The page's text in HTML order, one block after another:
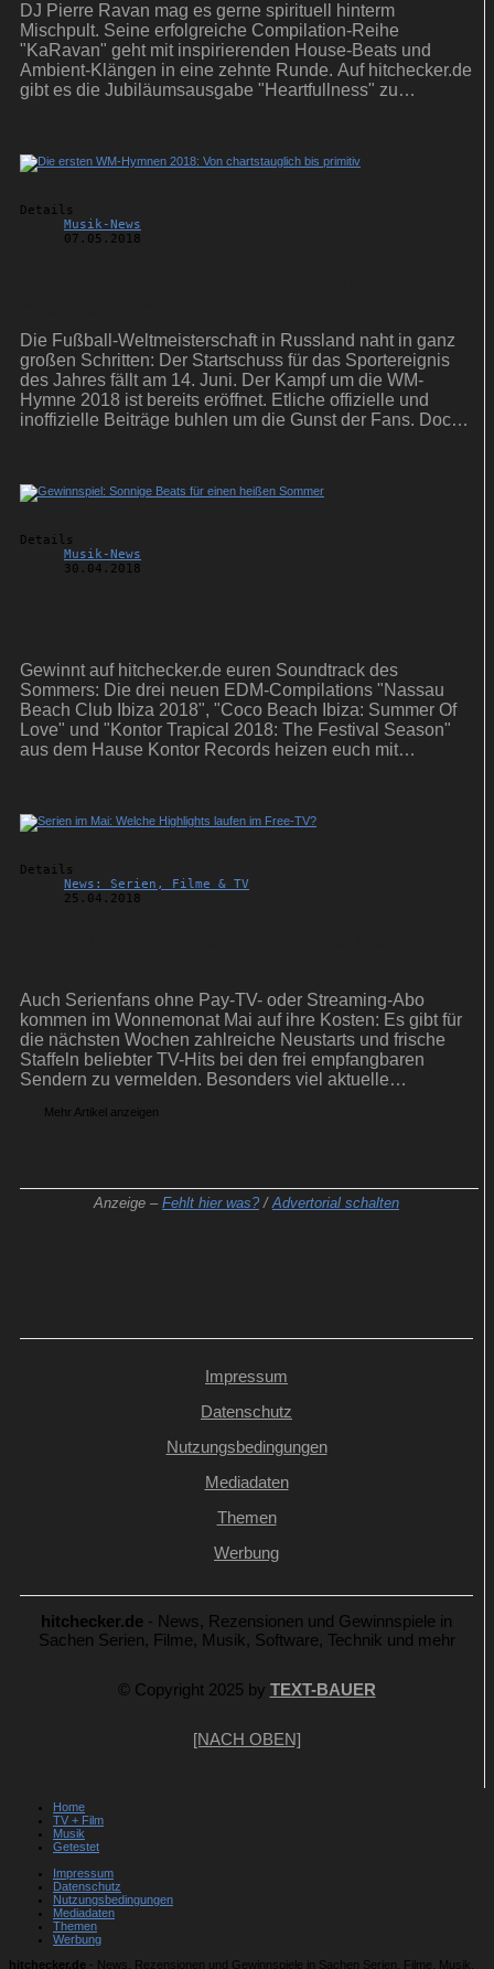
DJ Pierre Ravan mag es gerne spirituell hinterm
Mischpult. Seine erfolgreiche Compilation-Reihe
"KaRavan" geht mit inspirierenden House-Beats und
Ambient-Klängen in eine zehnte Runde. Auf hitchecker.de
gibt es die Jubiläumsausgabe "Heartfullness" zu
Details
Musik-News
07.05.2018
Die Fußball-Weltmeisterschaft in Russland naht in ganz
großen Schritten: Der Startschuss für das Sportereignis
des Jahres fällt am 14. Juni. Der Kampf um die WM-
Hymne 2018 ist bereits eröffnet. Etliche offizielle und
inoffizielle Beiträge buhlen um die Gunst der Fans. Doch
Details
Musik-News
30.04.2018
Gewinnt auf hitchecker.de euren Soundtrack des
Sommers: Die drei neuen EDM-Compilations "Nassau
Beach Club Ibiza 2018", "Coco Beach Ibiza: Summer Of
Love" und "Kontor Trapical 2018: The Festival Season"
aus dem Hause Kontor Records heizen euch mit
Details
News: Serien, Filme & TV
25.04.2018
Auch Serienfans ohne Pay-TV- oder Streaming-Abo
kommen im Wonnemonat Mai auf ihre Kosten: Es gibt für
die nächsten Wochen zahlreiche Neustarts und frische
Staffeln beliebter TV-Hits bei den frei empfangbaren
Sendern zu vermelden. Besonders viel aktuelle
Mehr Artikel anzeigen
Anzeige – Fehlt hier was? /Advertorial schalten
Impressum
Datenschutz
Nutzungsbedingungen
Mediadaten
Themen
Werbung
hitchecker.de - News, Rezensionen und Gewinnspiele in
Sachen Serien, Filme, Musik, Software, Technik und mehr
© Copyright 2025 by TEXT-BAUER
[NACH OBEN]
Home
TV + Film
Musik
Getestet
Impressum
Datenschutz
Nutzungsbedingungen
Mediadaten
Themen
Werbung
hitchecker.de - News, Rezensionen und Gewinnspiele in Sachen Serien, Filme, Musik,